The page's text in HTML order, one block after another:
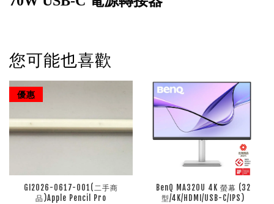
您可能也喜歡
優惠
GI2026-0617-001(二手商
品)Apple Pencil Pro
BenQ MA320U 4K 螢幕 (32
型/4K/HDMI/USB-C/IPS)